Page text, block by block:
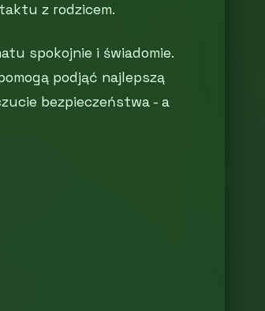
z rodzicem.
spokojnie i świadomie.
podjąć najlepszą
bezpieczeństwa - a